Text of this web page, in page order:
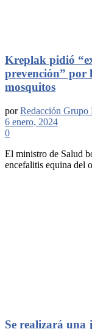
Kreplak pidió
prevención” por
mosquitos
por Redacción Grupo
6 enero, 2024
0
El ministro de Salud
encefalitis equina del
Se realizará